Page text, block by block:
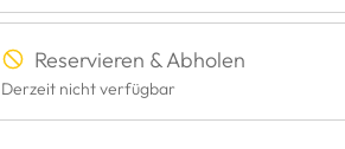
Reservieren & Abholen
Derzeit nicht verfügbar